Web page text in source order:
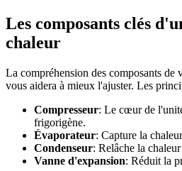
Les composants clés
chaleur
La compréhension des composants de
vous aidera à mieux l'ajuster. Les
Compresseur: Le cœur de
frigorigène.
Évaporateur: Capture la
Condenseur: Relâche la
Vanne d'expansion: Réduit la